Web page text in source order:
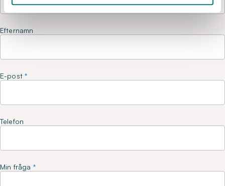
Efternamn
E-post
Telefon
Min fråga